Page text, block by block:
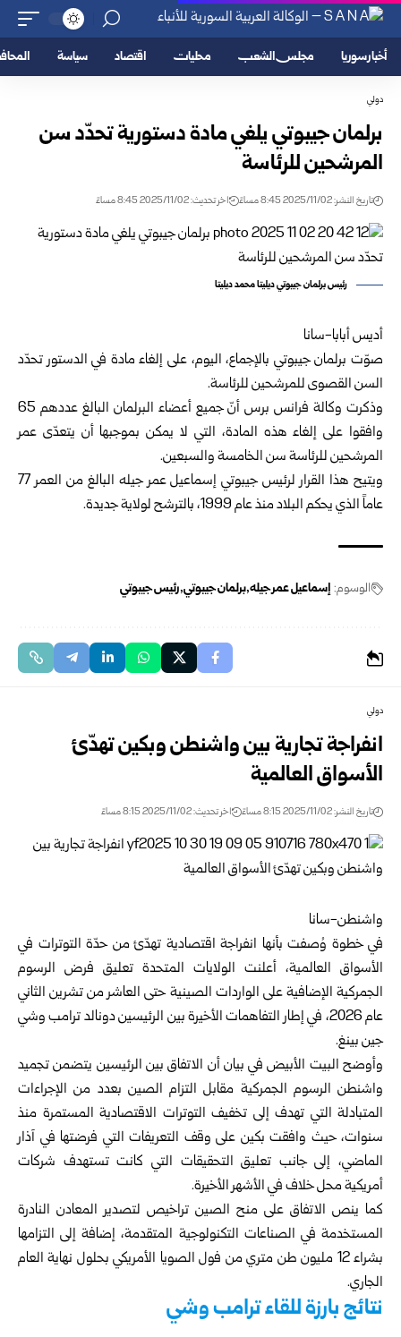
أخبار سوريا مجلس الشعب محليات اقتصاد سياسة
دولي
برلمان جيبوتي يلغي مادة دستورية تحدّد سن
المرشحين للرئاسة
تاريخ النشر: 2025/11/02 8:45 مساءً اخر تحديث: 2025/11/02 8:45 مساءً
رئيس برلمان جيبوتي ديليتا محمد ديليتا
أديس أبابا-سانا
صوّت برلمان جيبوتي بالإجماع، اليوم، على إلغاء مادة في الدستور تحدّد
السن القصوى للمرشحين للرئاسة.
وذكرت وكالة فرانس برس أنّ جميع أعضاء البرلمان البالغ عددهم 65
وافقوا على إلغاء هذه المادة، التي لا يمكن بموجبها أن يتعدّى عمر
المرشحين للرئاسة سن الخامسة والسبعين.
ويتيح هذا القرار لرئيس جيبوتي إسماعيل عمر جيله البالغ من العمر 77
عاماً الذي يحكم البلاد منذ عام 1999، بالترشح لولاية جديدة.
الوسوم: إسماعيل عمر جيله برلمان جيبوتي رئيس جيبوتي
دولي
انفراجة تجارية بين واشنطن وبكين تهدّئ
الأسواق العالمية
تاريخ النشر: 2025/11/02 8:15 مساءً اخر تحديث: 2025/11/02 8:15 مساءً
واشنطن-سانا
في خطوة وُصفت بأنها انفراجة اقتصادية تهدّئ من حدّة التوترات في
الأسواق العالمية، أعلنت الولايات المتحدة تعليق فرض الرسوم
الجمركية الإضافية على الواردات الصينية حتى العاشر من تشرين الثاني
عام 2026، في إطار التفاهمات الأخيرة بين الرئيسين دونالد ترامب وشي
جين بينغ.
وأوضح البيت الأبيض في بيان أن الاتفاق بين الرئيسين يتضمن تجميد
واشنطن الرسوم الجمركية مقابل التزام الصين بعدد من الإجراءات
المتبادلة التي تهدف إلى تخفيف التوترات الاقتصادية المستمرة منذ
سنوات، حيث وافقت بكين على وقف التعريفات التي فرضتها في آذار
الماضي، إلى جانب تعليق التحقيقات التي كانت تستهدف شركات
أمريكية محل خلاف في الأشهر الأخيرة.
كما ينص الاتفاق على منح الصين تراخيص لتصدير المعادن النادرة
المستخدمة في الصناعات التكنولوجية المتقدمة، إضافة إلى التزامها
بشراء 12 مليون طن متري من فول الصويا الأمريكي بحلول نهاية العام
الجاري.
نتائج بارزة للقاء ترامب وشي